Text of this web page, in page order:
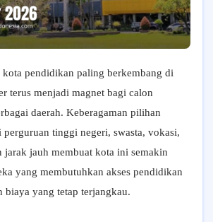
kota pendidikan paling berkembang di
terus menjadi magnet bagi calon
daerah. Keberagaman pilihan
tinggi negeri, swasta, vokasi,
jarak jauh membuat kota ini semakin
yang membutuhkan akses pendidikan
biaya yang tetap terjangkau.